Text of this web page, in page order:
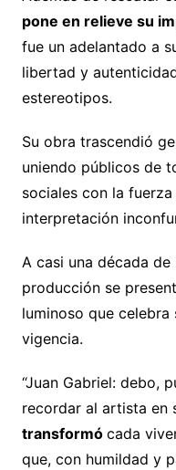
pone en relieve su
fue un adelantado a
libertad y
estereotipos.
Su obra trascendió
uniendo públicos de
sociales con la
interpretación
A casi una década
producción se
luminoso que
vigencia.
“Juan Gabriel: debo,
recordar al artista en
transformó cada
que, con humildad y